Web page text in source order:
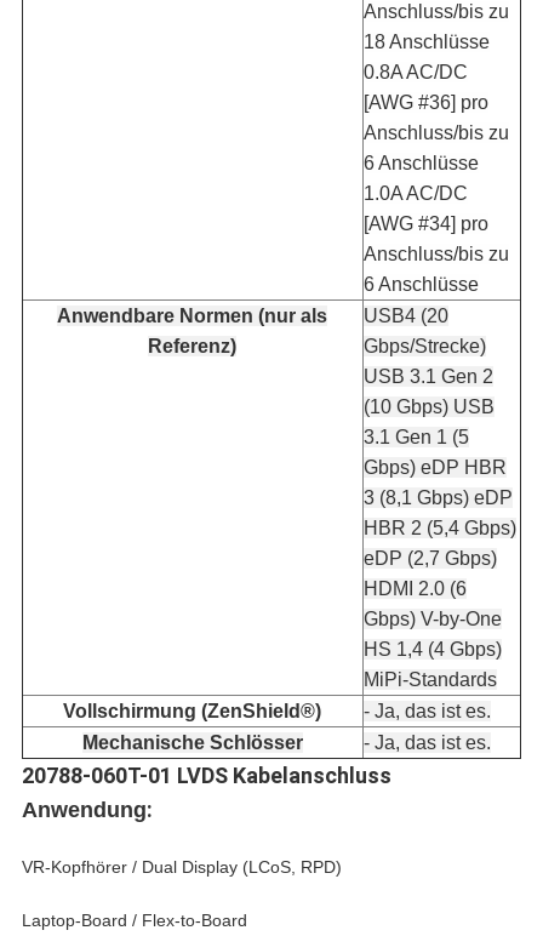
Anschluss/bis zu
18 Anschlüsse
0.8A AC/DC
[AWG #36] pro
Anschluss/bis zu
6 Anschlüsse
1.0A AC/DC
[AWG #34] pro
Anschluss/bis zu
6 Anschlüsse
Anwendbare Normen (nur als
Referenz)
USB4 (20
Gbps/Strecke)
USB 3.1 Gen 2
(10 Gbps) USB
3.1 Gen 1 (5
Gbps) eDP HBR
3 (8,1 Gbps) eDP
HBR 2 (5,4 Gbps)
eDP (2,7 Gbps)
HDMI 2.0 (6
Gbps) V-by-One
HS 1,4 (4 Gbps)
MiPi-Standards
Vollschirmung (ZenShield®)
- Ja, das ist es.
Mechanische Schlösser
- Ja, das ist es.
20788-060T-01 LVDS Kabelanschluss
Anwendung:
VR-Kopfhörer / Dual Display (LCoS, RPD)
Laptop-Board / Flex-to-Board